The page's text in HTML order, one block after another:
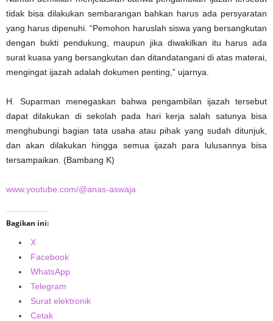
tidak bisa dilakukan sembarangan bahkan harus ada persyaratan
yang harus dipenuhi. “Pemohon haruslah siswa yang bersangkutan
dengan bukti pendukung, maupun jika diwakilkan itu harus ada
surat kuasa yang bersangkutan dan ditandatangani di atas materai,
mengingat ijazah adalah dokumen penting,” ujarnya.
H. Suparman menegaskan bahwa pengambilan ijazah tersebut
dapat dilakukan di sekolah pada hari kerja salah satunya bisa
menghubungi bagian tata usaha atau pihak yang sudah ditunjuk,
dan akan dilakukan hingga semua ijazah para lulusannya bisa
tersampaikan. (Bambang K)
www.youtube.com/@anas-aswaja
Bagikan ini:
X
Facebook
WhatsApp
Telegram
Surat elektronik
Cetak